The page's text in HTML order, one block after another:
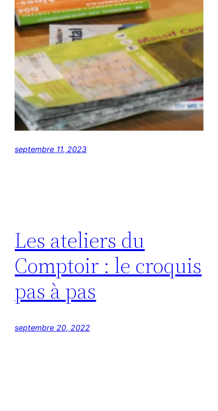
septembre 11, 2023
Les ateliers du
Comptoir : le croquis
pas à pas
septembre 20, 2022